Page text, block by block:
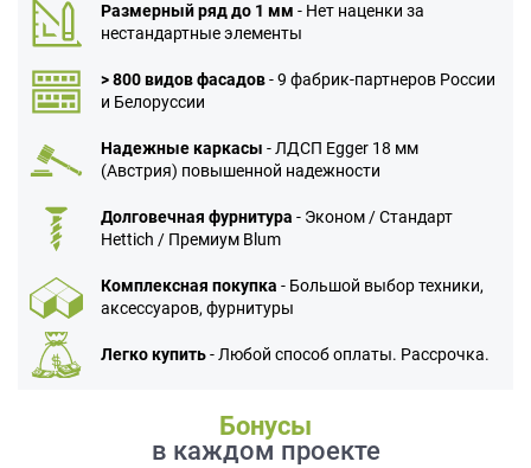
Размерный ряд до 1 мм - Нет наценки за
нестандартные элементы
> 800 видов фасадов- 9 фабрик-партнеров России
и Белоруссии
Надежные каркасы - ЛДСП Egger 18 мм
(Австрия) повышенной надежности
Долговечная фурнитура - Эконом / Стандарт
Hettich / Премиум Blum
Комплексная покупка - Большой выбор техники,
аксессуаров, фурнитуры
Легко купить- Любой способ оплаты. Рассрочка.
Бонусы
в каждом проекте